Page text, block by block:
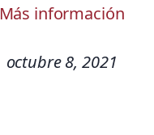
Más información
octubre 8, 2021